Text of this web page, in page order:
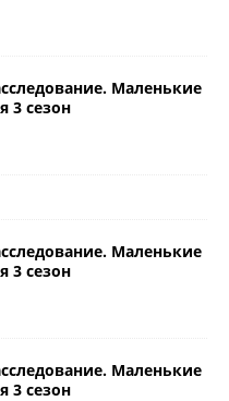
Маленькие
3 сезон
Маленькие
3 сезон
Маленькие
3 сезон